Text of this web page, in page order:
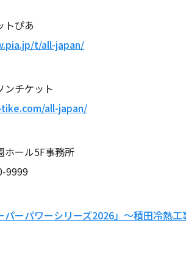
トぴあ
t/all-japan/
チケット
all-japan/
ホール5F事務所
9999
ーパワーシリーズ2026」～積田冷熱